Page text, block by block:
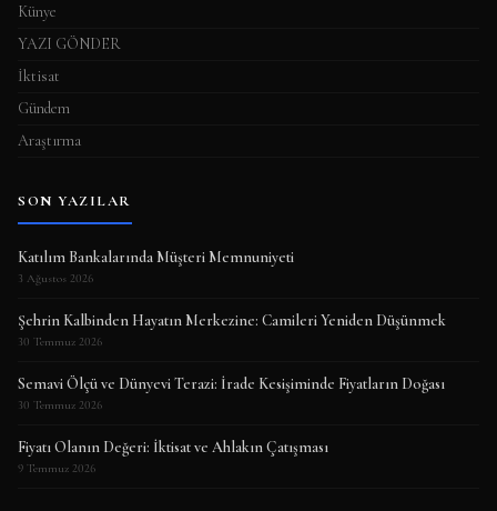
Künye
YAZI GÖNDER
İktisat
Gündem
Araştırma
SON YAZILAR
Katılım Bankalarında Müşteri Memnuniyeti
3 Ağustos 2026
Şehrin Kalbinden Hayatın Merkezine: Camileri Yeniden Düşünmek
30 Temmuz 2026
Semavi Ölçü ve Dünyevi Terazi: İrade Kesişiminde Fiyatların Doğası
30 Temmuz 2026
Fiyatı Olanın Değeri: İktisat ve Ahlakın Çatışması
9 Temmuz 2026